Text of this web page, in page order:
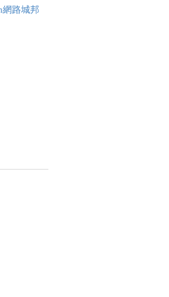
網路城邦